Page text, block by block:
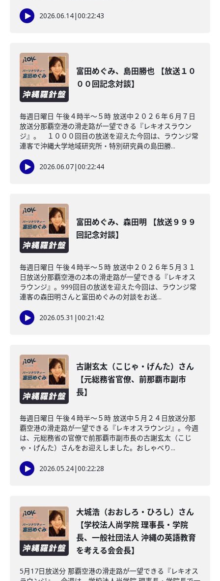
2026.06.14|00:22:43
富田めぐみ、島田勝也 【放送１０
００回記念対談】
毎週日曜日 午後４時半～５時 放送中２０２６年６月７日
放送分那覇空港の滑走路が一望できる『レキオスラウン
ジ』。 １０００回目の放送を迎えた今回は、ラウンジ常
連客で沖縄大学地域研究所・特別研究員の島田勝...
2026.06.07|00:22:44
富田めぐみ、森田明 【放送９９９
回記念対談】
毎週日曜日 午後４時半～５時 放送中２０２６年５月３１
日放送分那覇空港の2本の滑走路が一望できる『レキオス
ラウンジ』。999回目の放送を迎えた今回は、ラウンジ常
連客の森田明さんと富田めぐみの対談をお送...
2026.05.31 |00:21:42
古謝玄太（こじゃ・げんた）さん
【元総務省官僚、前那覇市副市
長】
毎週日曜日 午後４時半～５時 放送中５月２４日放送分那
覇空港の滑走路が一望できる『レキオスラウンジ』。今週
は、元総務省の官僚で前那覇市副市長の古謝玄太（こじ
ゃ・げんた）さんをお迎えしました。おしゃべり...
2026.05.24|00:22:28
大城浩（おおしろ・ひろし）さん
【学校法人尚学院 理事長・学院
長、一般社団法人 沖縄の英語教育
を考える会会長】
5月17日放送分 那覇空港の滑走路が一望できる『レキオス